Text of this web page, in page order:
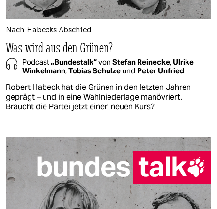
Nach Habecks Abschied
Was wird aus den Grünen?
Podcast„Bundestalk“von Stefan Reinecke, Ulrike
Winkelmann,Tobias Schulze und Peter Unfried
Robert Habeck hat die Grünen in den letzten Jahren
geprägt – und in eine Wahlniederlage manövriert.
Braucht die Partei jetzt einen neuen Kurs?